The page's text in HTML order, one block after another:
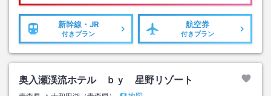
新幹線・JR
付きプラン
航空券
付きプラン
奥入瀬渓流ホテル ｂｙ 星野リゾート